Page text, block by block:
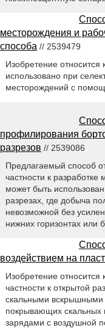
месторождения и
способа // 2539479
Изобретение
использовано при
месторождений с
профилирования
разрезов // 2539086
Предлагаемый способ
частности к
может быть
разрезах, где добыча
невозможной без
нижних горизонтах или
воздействием на
Изобретение
частности к открытой
скальными вскрышными
покрывающих
зарядами с воздушной